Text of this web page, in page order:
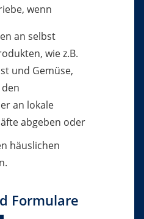
wenn
an selbst
wie z.B.
und Gemüse,
an lokale
abgeben oder
häuslichen
Formulare